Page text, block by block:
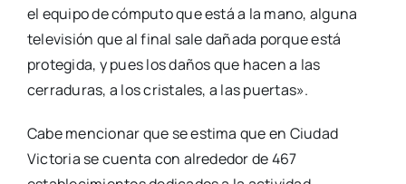
el equipo de cómputo que está a la mano, alguna
televisión que al final sale dañada porque está
protegida, y pues los daños que hacen a las
cerraduras, a los cristales, a las puertas».
Cabe mencionar que se estima que en Ciudad
Victoria se cuenta con alrededor de 467